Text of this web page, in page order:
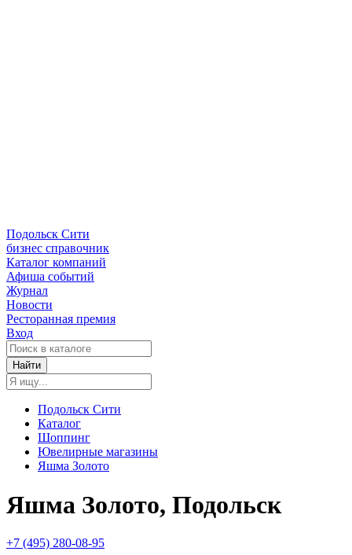
Подольск Сити
бизнес справочник
Каталог компаний
Афиша событий
Журнал
Новости
Ресторанная премия
Вход
Найти
Подольск Сити
Каталог
Шоппинг
Ювелирные магазины
Яшма Золото
Яшма Золото, Подольск
+7 (495) 280-08-95